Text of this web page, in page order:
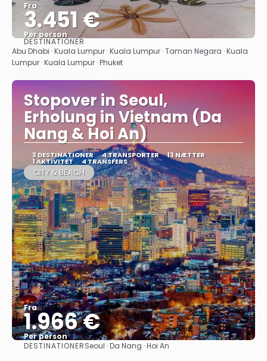
Fra
3.451 €
Per person
Se
DESTINATIONER
Abu Dhabi · Kuala Lumpur · Kuala Lumpur · Taman Negara · Kuala
Lumpur · Kuala Lumpur · Phuket
Stopover in Seoul,
Erholung in Vietnam (Da
Nang & Hoi An)
3 DESTINATIONER 4 TRANSPORTER 13 NÆTTER
1 AKTIVITET 4 TRANSFERS
CITY & BEACH
Fra
1.966 €
Per person
Se
DESTINATIONERSeoul · Da Nang · Hoi An